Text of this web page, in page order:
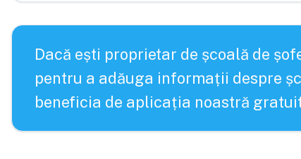
Dacă ești proprietar de școală de
pentru a adăuga informații despre
beneficia de aplicația noastră